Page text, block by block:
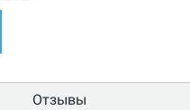
Отзывы